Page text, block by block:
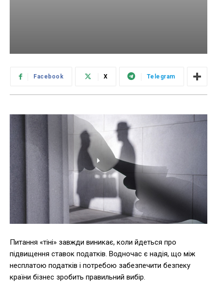
Facebook X Telegram
Питання «тіні» завжди виникає, коли йдеться про
підвищення ставок податків. Водночас є надія, що між
несплатою податків і потребою забезпечити безпеку
країни бізнес зробить правильний вибір.